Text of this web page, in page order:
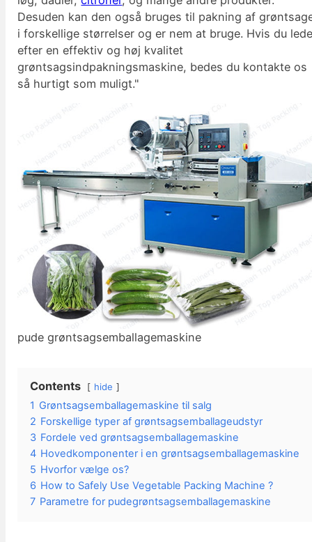
Desuden kan den også bruges til pakning af
i forskellige størrelser og er nem at bruge. Hvis du
efter en effektiv og høj kvalitet
grøntsagsindpakningsmaskine, bedes du kontakte os
så hurtigt som muligt."
pude grøntsagsemballagemaskine
Contents hide
1 Grøntsagsemballagemaskine til salg
2 Forskellige typer af grøntsagsemballageudstyr
3 Fordele ved grøntsagsemballagemaskine
4 Hovedkomponenter i en grøntsagsemballagemaskine
5 Hvorfor vælge os?
6 How to Safely Use Vegetable Packing Machine ?
7 Parametre for pudegrøntsagsemballagemaskine